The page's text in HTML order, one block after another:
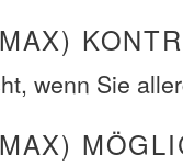
wenn Sie